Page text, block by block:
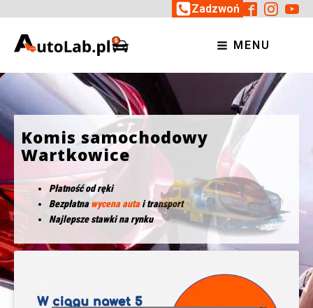
Zadzwoń
MENU
Komis samochodowy
Wartkowice
Płatność od ręki
Bezpłatnawycena autai transport
Najlepsze stawki na rynku